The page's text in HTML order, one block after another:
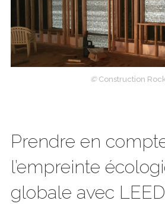
© Construction
Prendre en
l’empreinte
globale avec LEED